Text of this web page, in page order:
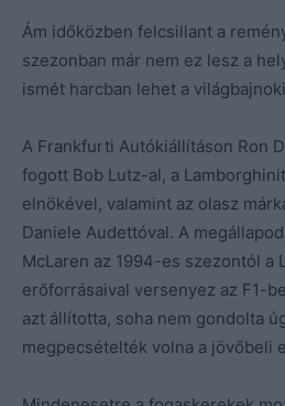
Ám időközben felcsillant a
szezonban már nem ez lesz a
ismét harcban lehet a
A Frankfurti Autókiállításon Ron
fogott Bob Lutz-al, a
elnökével, valamint az olasz
Daniele Audettóval. A
McLaren az 1994-es szezontól a
erőforrásaival versenyez az F1-
azt állította, soha nem gondolta
megpecsételték volna a jövőbeli